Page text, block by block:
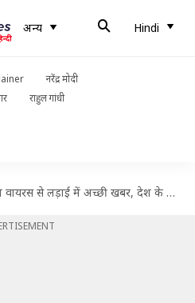
अन्य Hindi
नरेंद्र मोदी
राहुल गांधी
से लड़ाई में अच्छी खबर, देश के 14 राज्यों में कम हुए सक्रिय मामले